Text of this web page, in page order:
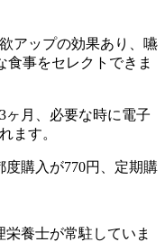
アップの効果あり、嚥
食事をセレクトできま
ヶ月、必要な時に電子
ます。
購入が770円、定期購
養士が常駐していま